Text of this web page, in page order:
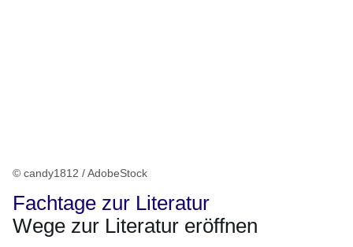
© candy1812 / AdobeStock
Fachtage zur Literatur
Wege zur Literatur eröffnen